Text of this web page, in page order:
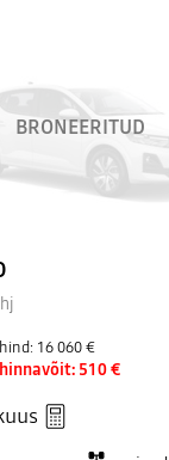
BRONEERITUD
hind: 16 060 €
hinnavõit: 510 €